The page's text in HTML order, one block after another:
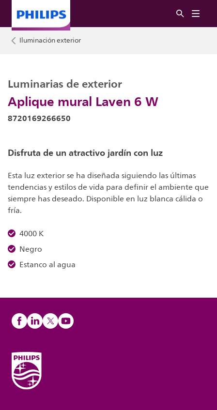
Iluminación exterior
Aplique mural Laven 6 W
Luminarias de exterior
8720169266650
Disfruta de un atractivo jardín con luz
Esta luz exterior se ha diseñada siguiendo las últimas
tendencias y estilos de vida para definir el ambiente que
siempre has deseado. Disponible en luz blanca cálida o
fría.
4000 K
Negro
Estanco al agua